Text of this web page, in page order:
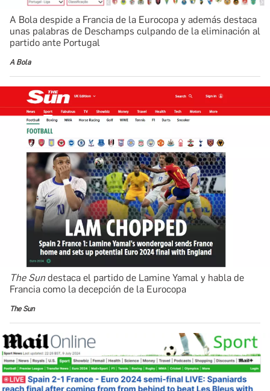
A Bola despide a Francia de la Eurocopa y además destaca
unas palabras de Deschamps culpando de la eliminación al
partido ante Portugal
A Bola
The Sun destaca el partido de Lamine Yamal y habla de
Francia como la decepción de la Eurocopa
The Sun